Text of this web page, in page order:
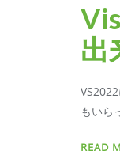
出
もいら
READ